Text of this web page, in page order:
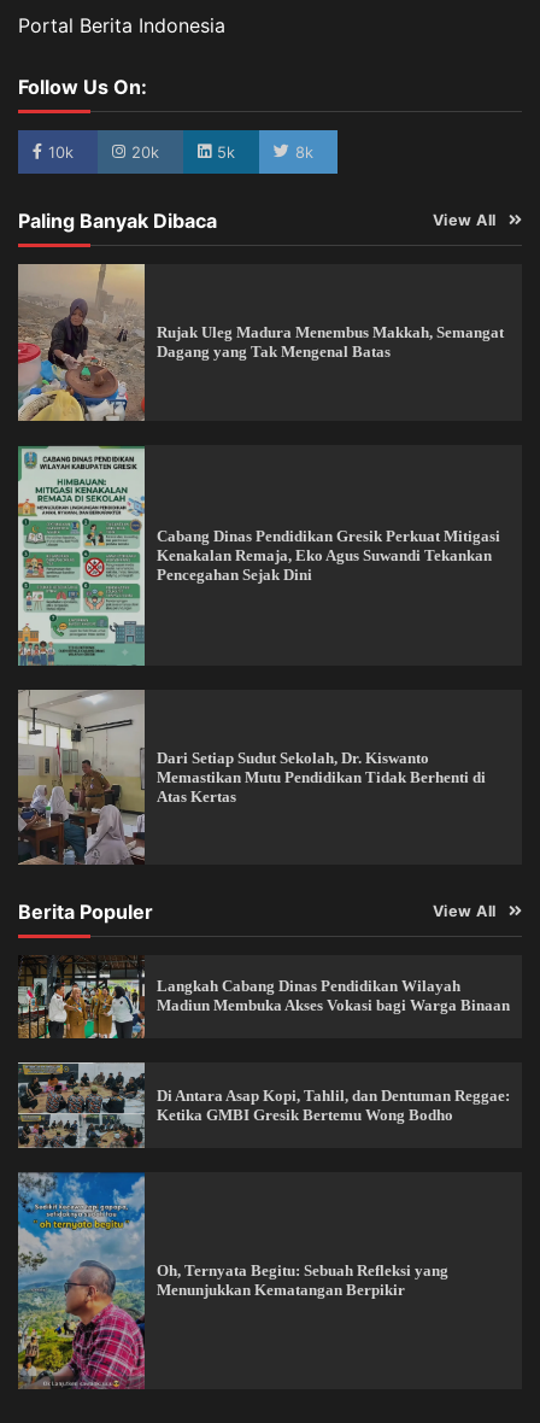
Portal Berita Indonesia
Follow Us On:
10k 20k 5k 8k
Paling Banyak Dibaca View All
Rujak Uleg Madura Menembus Makkah, Semangat
Dagang yang Tak Mengenal Batas
Cabang Dinas Pendidikan Gresik Perkuat Mitigasi
Kenakalan Remaja, Eko Agus Suwandi Tekankan
Pencegahan Sejak Dini
Dari Setiap Sudut Sekolah, Dr. Kiswanto
Memastikan Mutu Pendidikan Tidak Berhenti di
Atas Kertas
Berita Populer View All
Langkah Cabang Dinas Pendidikan Wilayah
Madiun Membuka Akses Vokasi bagi Warga Binaan
Di Antara Asap Kopi, Tahlil, dan Dentuman Reggae:
Ketika GMBI Gresik Bertemu Wong Bodho
Oh, Ternyata Begitu: Sebuah Refleksi yang
Menunjukkan Kematangan Berpikir